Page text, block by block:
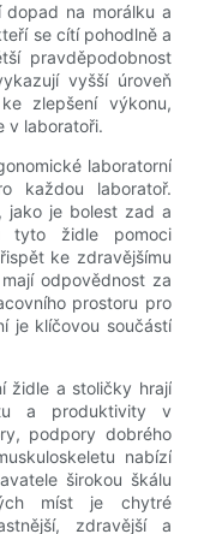
dopad na morálku a
se cítí pohodlně a
pravděpodobnost
vyšší úroveň
zlepšení výkonu,
v laboratoři.
laboratorní
každou laboratoř.
jako je bolest zad a
tyto židle pomoci
ke zdravějšímu
odpovědnost za
prostoru pro
je klíčovou součástí
židle a stoličky hrají
a produktivity v
podpory dobrého
nabízí
širokou škálu
míst je chytré
zdravější a